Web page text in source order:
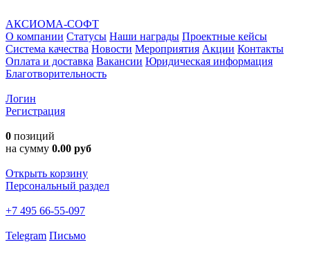
АКСИОМА-СОФТ
О компании Статусы Наши награды Проектные кейсы
Система качества Новости Мероприятия Акции Контакты
Оплата и доставка Вакансии Юридическая информация
Благотворительность
Логин
Регистрация
0 позиций
на сумму 0.00 руб
Открыть корзину
Персональный раздел
+7 495 66-55-097
Telegram Письмо